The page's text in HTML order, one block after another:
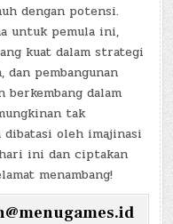
dengan potensi.
untuk pemula ini,
kuat dalam strategi
pembangunan
berkembang dalam
tak
oleh imajinasi
ini dan ciptakan
menambang!